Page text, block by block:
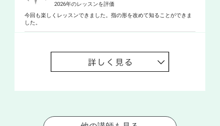
2026年のレッスンを評価
今回も楽しくレッスンできました。指の形を改めて知ることができま
した。